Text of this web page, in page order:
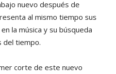
nuevo después de
al mismo tiempo sus
en la música y su búsqueda
del tiempo.
corte de este nuevo